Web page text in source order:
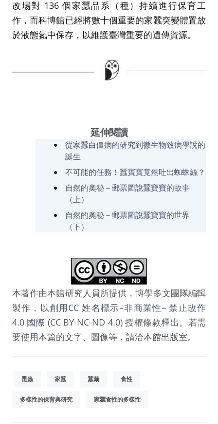
改場對 136 個家蠶品系（種）持續進行保育工
作，而科博館已經將數十個重要的家蠶突變體置放
於液態氮中保存，以維護臺灣重要的遺傳資源。
延伸閱讀
從家蠶白僵病的研究到微生物致病學說的
誕生
不可能的任務！蠶寶寶竟然吐出蜘蛛絲？
自然的奧秘－郵票圖說蠶寶寶的故事
（上）
自然的奧秘－郵票圖說蠶寶寶的世界
（下）
本著作由本館研究人員所提供，博學多文團隊編輯
製作，以創用CC 姓名標示–非商業性– 禁止改作
4.0 國際 (CC BY-NC-ND 4.0) 授權條款釋出。若需
要使用本篇的文字、圖像等，請洽本館出版室。
昆蟲 家蠶 蠶繭 食性
多樣性的保育與研究 家蠶食性的多樣性